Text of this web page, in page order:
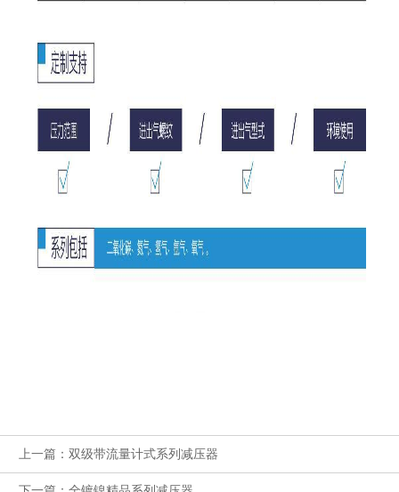
上一篇：双级带流量计式系列减压器